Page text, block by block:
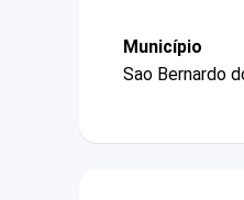
Município
Sao Bernardo